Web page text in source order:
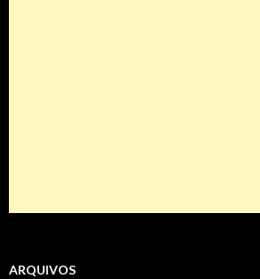
ARQUIVOS